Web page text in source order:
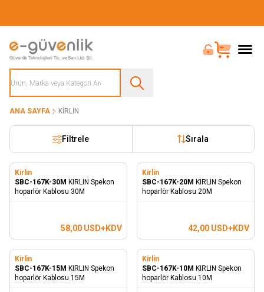
Bayi Girişi
Sepet
ANA SAYFA KIRLIN
Filtrele Sırala
Kirlin
SBC-167K-30M KIRLIN Spekon
hoparlör Kablosu 30M
58,00 USD+KDV
Kirlin
SBC-167K-20M KIRLIN Spekon
hoparlör Kablosu 20M
42,00 USD+KDV
Kirlin
SBC-167K-15M KIRLIN Spekon
hoparlör Kablosu 15M
Kirlin
SBC-167K-10M KIRLIN Spekon
hoparlör Kablosu 10M